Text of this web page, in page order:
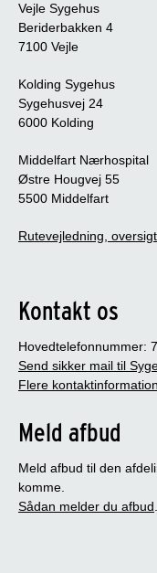
Vejle Sygehus
Beriderbakken 4
7100 Vejle
Kolding Sygehus
Sygehusvej 24
6000 Kolding
Middelfart Nærhospital
Østre Hougvej 55
5500 Middelfart
Rutevejledning,
Kontakt os
Hovedtelefonnummer:
Send sikker mail til
Flere
Meld afbud
Meld afbud til den
komme.
Sådan melder du afbud.